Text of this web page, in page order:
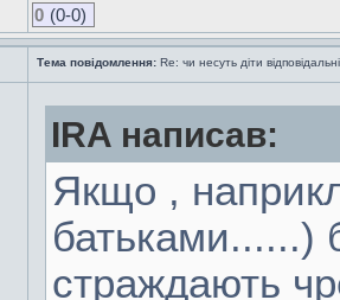
0 (0-0)
Тема повідомлення: Re: чи несуть діти
IRA написав:
Якщо ,
батьками......)
страждають